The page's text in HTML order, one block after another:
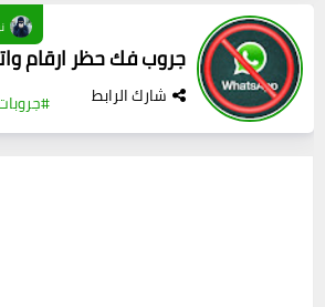
جروب فك حظر ارقام
شارك الرابط